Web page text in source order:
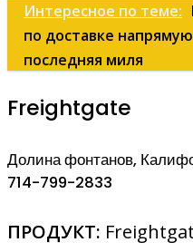
Интересное по теме:
по доставке
последняя миля
Freightgate
Долина фонтанов,
714-799-2833
ПРОДУКТ: